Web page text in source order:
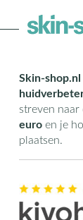
Skin-shop.nl
streven naar
euroen je
plaatsen.